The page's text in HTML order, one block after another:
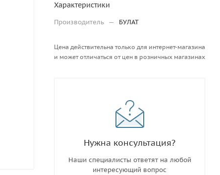
Характеристики
Производитель — БУЛАТ
Цена действительна только для интернет-магазина
и может отличаться от цен в розничных магазинах
Нужна консультация?
Наши специалисты ответят на любой
интересующий вопрос